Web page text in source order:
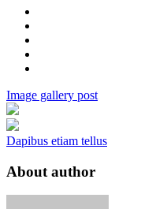
Image gallery post
Dapibus etiam tellus
About author